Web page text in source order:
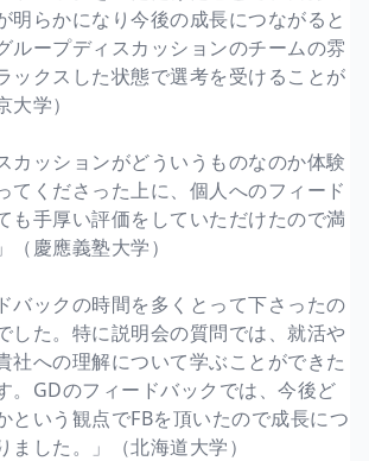
明らかになり今後の成長につながると
ループディスカッションのチームの雰
ックスした状態で選考を受けることが
学）
カッションがどういうものなのか体験
てくださった上に、個人へのフィード
も手厚い評価をしていただけたので満
（慶應義塾大学）
バックの時間を多くとって下さったの
した。特に説明会の質問では、就活や
社への理解について学ぶことができた
。GDのフィードバックでは、今後ど
という観点でFBを頂いたので成長につ
ました。」（北海道大学）